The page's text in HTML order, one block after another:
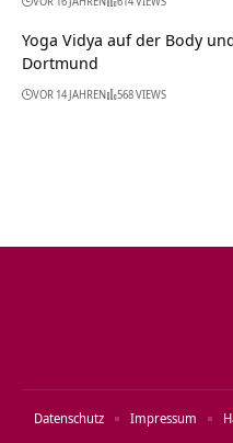
Yoga Vidya auf der Body
Dortmund
VOR 14 JAHREN 568 VIEWS
Datenschutz Impressum